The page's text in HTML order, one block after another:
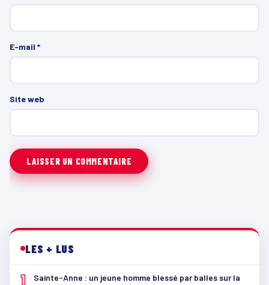
E-mail *
Site web
LES + LUS
1
Sainte-Anne : un jeune homme blessé par balles sur la